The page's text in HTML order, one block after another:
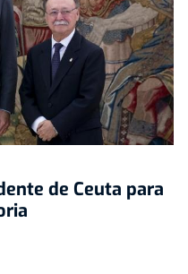
de Ceuta para